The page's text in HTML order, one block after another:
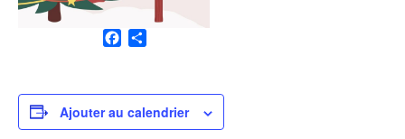
F
e
b
o
t
a
g
Ajouter au calendrier